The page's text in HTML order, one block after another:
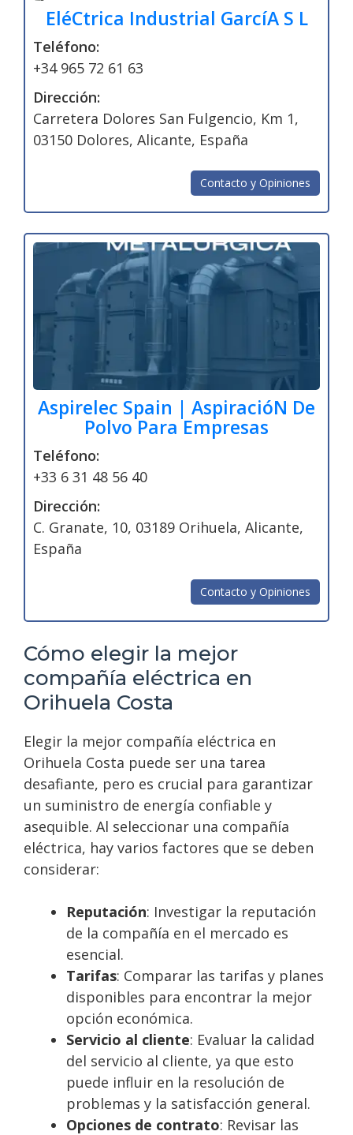
EléCtrica Industrial GarcíA S L
Teléfono:
+34 965 72 61 63
Dirección:
Carretera Dolores San Fulgencio, Km 1,
03150 Dolores, Alicante, España
Contacto y Opiniones
Aspirelec Spain | AspiracióN De
Polvo Para Empresas
Teléfono:
+33 6 31 48 56 40
Dirección:
C. Granate, 10, 03189 Orihuela, Alicante,
España
Contacto y Opiniones
Cómo elegir la mejor
compañía eléctrica en
Orihuela Costa
Elegir la mejor compañía eléctrica en
Orihuela Costa puede ser una tarea
desafiante, pero es crucial para garantizar
un suministro de energía confiable y
asequible. Al seleccionar una compañía
eléctrica, hay varios factores que se deben
considerar:
Reputación: Investigar la reputación
de la compañía en el mercado es
esencial.
Tarifas: Comparar las tarifas y planes
disponibles para encontrar la mejor
opción económica.
Servicio al cliente: Evaluar la calidad
del servicio al cliente, ya que esto
puede influir en la resolución de
problemas y la satisfacción general.
Opciones de contrato: Revisar las